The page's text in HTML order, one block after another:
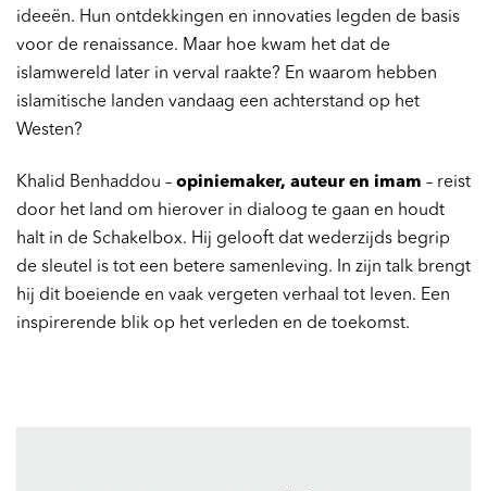
ideeën. Hun ontdekkingen en innovaties legden de basis
voor de renaissance. Maar hoe kwam het dat de
islamwereld later in verval raakte? En waarom hebben
islamitische landen vandaag een achterstand op het
Westen?
Khalid Benhaddou – opiniemaker, auteur en imam – reist
door het land om hierover in dialoog te gaan en houdt
halt in de Schakelbox. Hij gelooft dat wederzijds begrip
de sleutel is tot een betere samenleving. In zijn talk brengt
hij dit boeiende en vaak vergeten verhaal tot leven. Een
inspirerende blik op het verleden en de toekomst.